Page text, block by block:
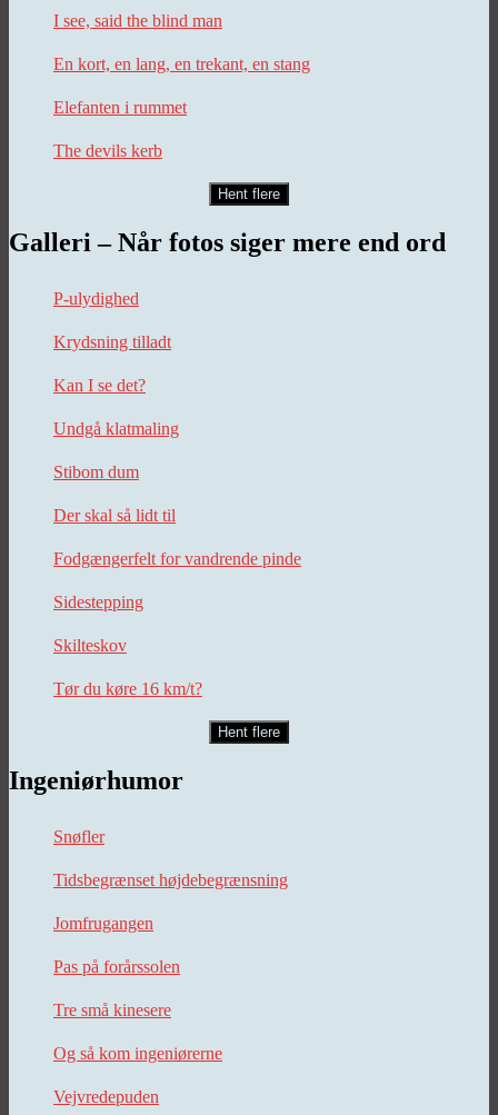
I see, said the blind man
En kort, en lang, en trekant, en stang
Elefanten i rummet
The devils kerb
Hent flere
Galleri – Når fotos siger mere end ord
P-ulydighed
Krydsning tilladt
Kan I se det?
Undgå klatmaling
Stibom dum
Der skal så lidt til
Fodgængerfelt for vandrende pinde
Sidestepping
Skilteskov
Tør du køre 16 km/t?
Hent flere
Ingeniørhumor
Snøfler
Tidsbegrænset højdebegrænsning
Jomfrugangen
Pas på forårssolen
Tre små kinesere
Og så kom ingeniørerne
Vejvredepuden